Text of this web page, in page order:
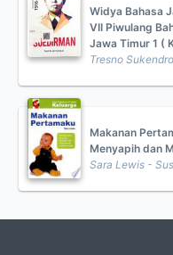
Widya Bahasa
VII Piwulang
Jawa Timur 1 (
Tresno
Makanan
Menyapih dan
Sara Lewis -